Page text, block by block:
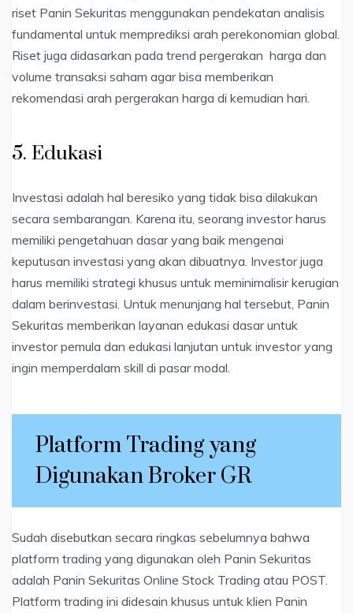
riset Panin Sekuritas menggunakan pendekatan analisis
fundamental untuk memprediksi arah perekonomian global.
Riset juga didasarkan pada trend pergerakan harga dan
volume transaksi saham agar bisa memberikan
rekomendasi arah pergerakan harga di kemudian hari.
5. Edukasi
Investasi adalah hal beresiko yang tidak bisa dilakukan
secara sembarangan. Karena itu, seorang investor harus
memiliki pengetahuan dasar yang baik mengenai
keputusan investasi yang akan dibuatnya. Investor juga
harus memiliki strategi khusus untuk meminimalisir kerugian
dalam berinvestasi. Untuk menunjang hal tersebut, Panin
Sekuritas memberikan layanan edukasi dasar untuk
investor pemula dan edukasi lanjutan untuk investor yang
ingin memperdalam skill di pasar modal.
Platform Trading yang
Digunakan Broker GR
Sudah disebutkan secara ringkas sebelumnya bahwa
platform trading yang digunakan oleh Panin Sekuritas
adalah Panin Sekuritas Online Stock Trading atau POST.
Platform trading ini didesain khusus untuk klien Panin